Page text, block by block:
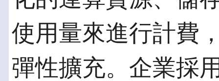
使用量來進行計費
彈性擴充。企業採